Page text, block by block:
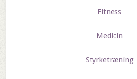
Fitness
Medicin
Styrketræning